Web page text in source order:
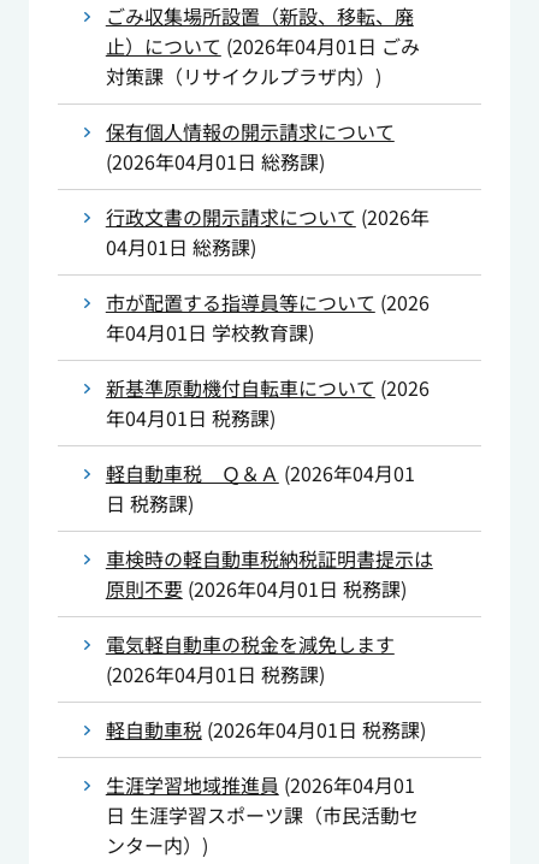
ごみ収集場所設置（新設、移転、廃
止）について (2026年04月01日 ごみ
対策課（リサイクルプラザ内） )
保有個人情報の開示請求について
(2026年04月01日 総務課)
行政文書の開示請求について (2026年
04月01日 総務課)
市が配置する指導員等について (2026
年04月01日 学校教育課)
新基準原動機付自転車について (2026
年04月01日 税務課)
軽自動車税 Ｑ＆Ａ (2026年04月01
日 税務課)
車検時の軽自動車税納税証明書提示は
原則不要(2026年04月01日 税務課)
電気軽自動車の税金を減免します
(2026年04月01日 税務課)
軽自動車税(2026年04月01日 税務課)
生涯学習地域推進員 (2026年04月01
日 生涯学習スポーツ課（市民活動セ
ンター内） )